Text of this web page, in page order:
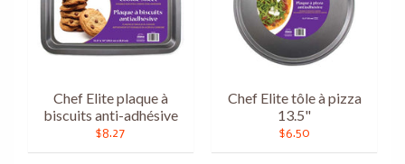
Chef Elite plaque à
biscuits anti-adhésive
$8.27
Chef Elite tôle à pizza
13.5"
$6.50